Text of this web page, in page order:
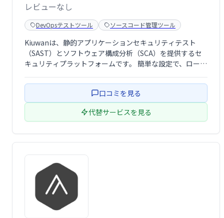
レビューなし
DevOpsテストツール ソースコード管理ツール
Kiuwanは、静的アプリケーションセキュリティテスト
（SAST）とソフトウェア構成分析（SCA）を提供するセ
キュリティプラットフォームです。 簡単な設定で、ローカ
界標準に準拠したレポートにより、脆弱性管理、技術的負
債の削減、リスク軽減を支援しま …
口コミを見る
代替サービスを見る